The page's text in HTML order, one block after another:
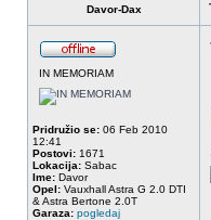
Davor-Dax
IN MEMORIAM
Pridružio se: 06 Feb 2010
12:41
Postovi: 1671
Lokacija: Sabac
Ime: Davor
Opel: Vauxhall Astra G 2.0 DTI
& Astra Bertone 2.0T
Garaza: pogledaj